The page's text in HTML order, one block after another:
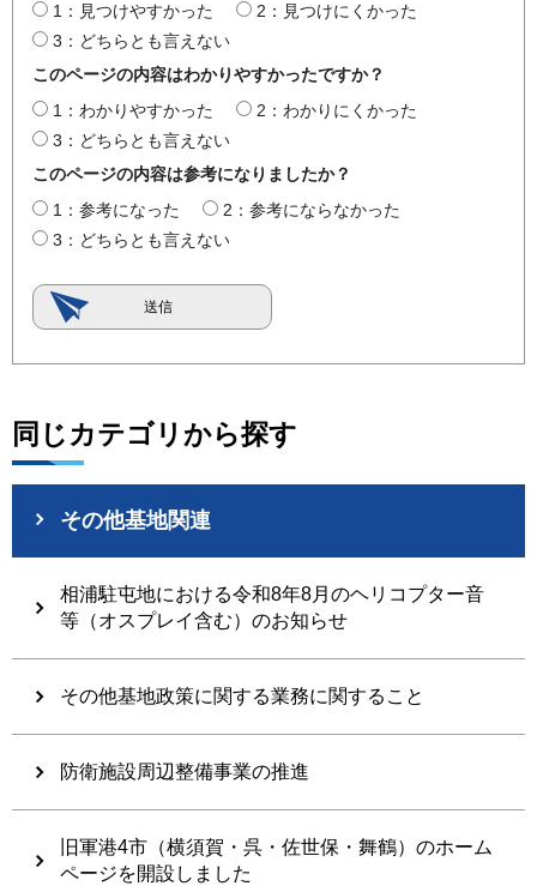
1：見つけやすかった
2：見つけにくかった
3：どちらとも言えない
このページの内容はわかりやすかったですか？
1：わかりやすかった
2：わかりにくかった
3：どちらとも言えない
このページの内容は参考になりましたか？
1：参考になった
2：参考にならなかった
3：どちらとも言えない
同じカテゴリから探す
その他基地関連
相浦駐屯地における令和8年8月のヘリコプター音
等（オスプレイ含む）のお知らせ
その他基地政策に関する業務に関すること
防衛施設周辺整備事業の推進
旧軍港4市（横須賀・呉・佐世保・舞鶴）のホーム
ページを開設しました